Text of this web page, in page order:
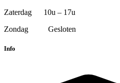
Zaterdag 10u – 17u
Zondag Gesloten
Info